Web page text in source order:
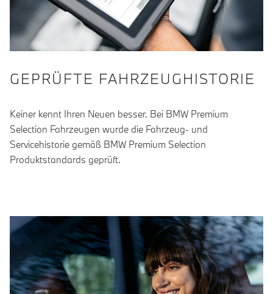
GEPRÜFTE FAHRZEUGHISTORIE
Keiner kennt Ihren Neuen besser. Bei BMW Premium
Selection Fahrzeugen wurde die Fahrzeug- und
Servicehistorie gemäß BMW Premium Selection
Produktstandards geprüft.